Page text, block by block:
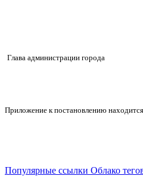
Глава администрации города
Приложение к постановлению
Популярные ссылки Облако